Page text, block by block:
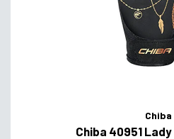
Chiba
Chiba 40951